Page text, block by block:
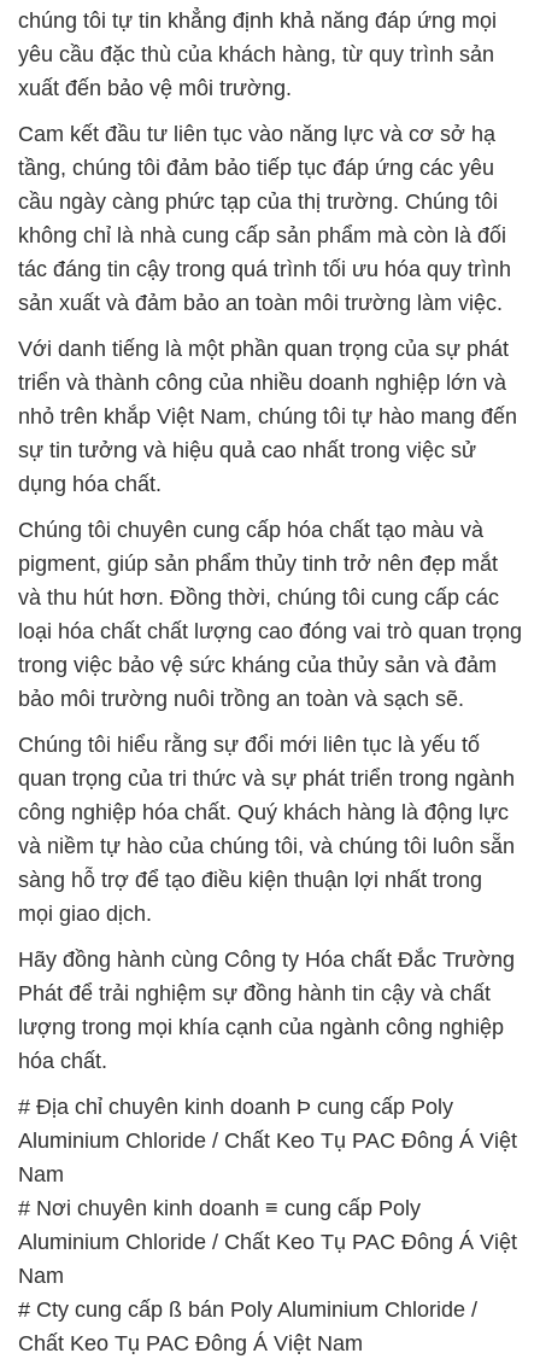
chúng tôi tự tin khẳng định khả năng đáp ứng mọi
yêu cầu đặc thù của khách hàng, từ quy trình sản
xuất đến bảo vệ môi trường.
Cam kết đầu tư liên tục vào năng lực và cơ sở hạ
tầng, chúng tôi đảm bảo tiếp tục đáp ứng các yêu
cầu ngày càng phức tạp của thị trường. Chúng tôi
không chỉ là nhà cung cấp sản phẩm mà còn là đối
tác đáng tin cậy trong quá trình tối ưu hóa quy trình
sản xuất và đảm bảo an toàn môi trường làm việc.
Với danh tiếng là một phần quan trọng của sự phát
triển và thành công của nhiều doanh nghiệp lớn và
nhỏ trên khắp Việt Nam, chúng tôi tự hào mang đến
sự tin tưởng và hiệu quả cao nhất trong việc sử
dụng hóa chất.
Chúng tôi chuyên cung cấp hóa chất tạo màu và
pigment, giúp sản phẩm thủy tinh trở nên đẹp mắt
và thu hút hơn. Đồng thời, chúng tôi cung cấp các
loại hóa chất chất lượng cao đóng vai trò quan trọng
trong việc bảo vệ sức kháng của thủy sản và đảm
bảo môi trường nuôi trồng an toàn và sạch sẽ.
Chúng tôi hiểu rằng sự đổi mới liên tục là yếu tố
quan trọng của tri thức và sự phát triển trong ngành
công nghiệp hóa chất. Quý khách hàng là động lực
và niềm tự hào của chúng tôi, và chúng tôi luôn sẵn
sàng hỗ trợ để tạo điều kiện thuận lợi nhất trong
mọi giao dịch.
Hãy đồng hành cùng Công ty Hóa chất Đắc Trường
Phát để trải nghiệm sự đồng hành tin cậy và chất
lượng trong mọi khía cạnh của ngành công nghiệp
hóa chất.
# Địa chỉ chuyên kinh doanh Þ cung cấp Poly
Aluminium Chloride / Chất Keo Tụ PAC Đông Á Việt
Nam
# Nơi chuyên kinh doanh ≡ cung cấp Poly
Aluminium Chloride / Chất Keo Tụ PAC Đông Á Việt
Nam
# Cty cung cấp ß bán Poly Aluminium Chloride /
Chất Keo Tụ PAC Đông Á Việt Nam